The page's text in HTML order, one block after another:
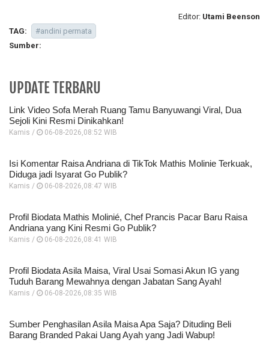
Editor: Utami Beenson
TAG:
#andini permata
Sumber:
UPDATE TERBARU
Link Video Sofa Merah Ruang Tamu Banyuwangi Viral, Dua
Sejoli Kini Resmi Dinikahkan!
Kamis / 06-08-2026,08:52 WIB
Isi Komentar Raisa Andriana di TikTok Mathis Molinie Terkuak,
Diduga jadi Isyarat Go Publik?
Kamis / 06-08-2026,08:47 WIB
Profil Biodata Mathis Molinié, Chef Prancis Pacar Baru Raisa
Andriana yang Kini Resmi Go Publik?
Kamis / 06-08-2026,08:41 WIB
Profil Biodata Asila Maisa, Viral Usai Somasi Akun IG yang
Tuduh Barang Mewahnya dengan Jabatan Sang Ayah!
Kamis / 06-08-2026,08:35 WIB
Sumber Penghasilan Asila Maisa Apa Saja? Dituding Beli
Barang Branded Pakai Uang Ayah yang Jadi Wabup!